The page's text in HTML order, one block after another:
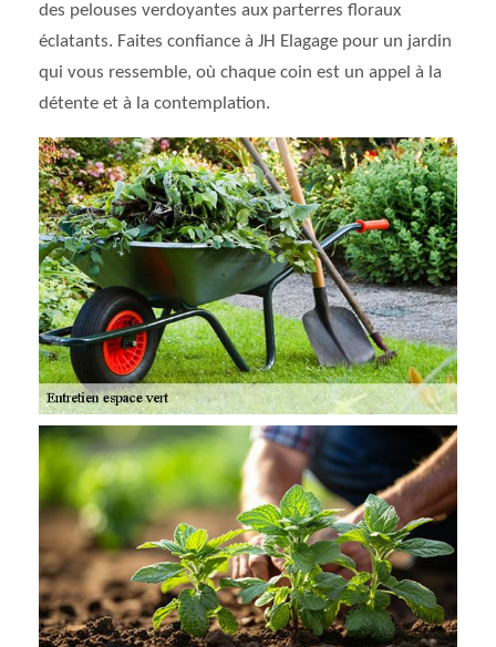
des pelouses verdoyantes aux parterres floraux
éclatants. Faites confiance à JH Elagage pour un jardin
qui vous ressemble, où chaque coin est un appel à la
détente et à la contemplation.